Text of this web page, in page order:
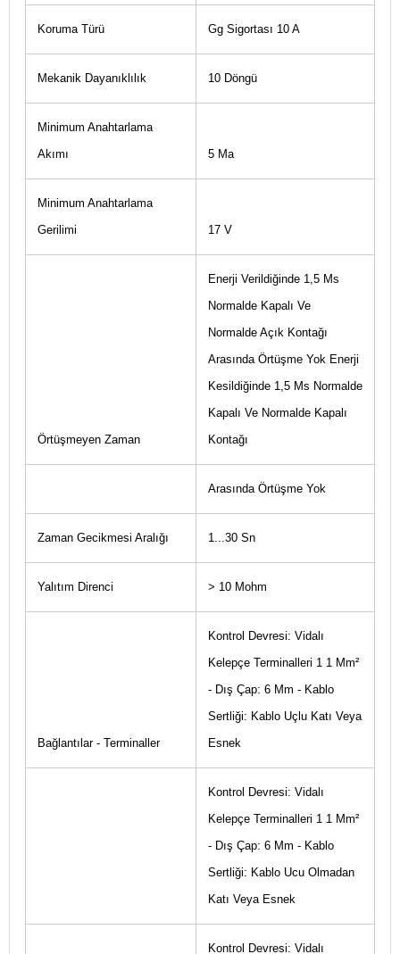
Koruma Türü Gg Sigortası 10 A
Mekanik Dayanıklılık 10 Döngü
Minimum Anahtarlama
Akımı
5 Ma
Minimum Anahtarlama
Gerilimi
17 V
Örtüşmeyen Zaman
Enerji Verildiğinde 1,5 Ms
Normalde Kapalı Ve
Normalde Açık Kontağı
Arasında Örtüşme Yok Enerji
Kesildiğinde 1,5 Ms Normalde
Kapalı Ve Normalde Kapalı
Kontağı
Arasında Örtüşme Yok
Zaman Gecikmesi Aralığı 1...30 Sn
Yalıtım Direnci > 10 Mohm
Bağlantılar - Terminaller
Kontrol Devresi: Vidalı
Kelepçe Terminalleri 1 1 Mm²
- Dış Çap: 6 Mm - Kablo
Sertliği: Kablo Uçlu Katı Veya
Esnek
Kontrol Devresi: Vidalı
Kelepçe Terminalleri 1 1 Mm²
- Dış Çap: 6 Mm - Kablo
Sertliği: Kablo Ucu Olmadan
Katı Veya Esnek
Kontrol Devresi: Vidalı